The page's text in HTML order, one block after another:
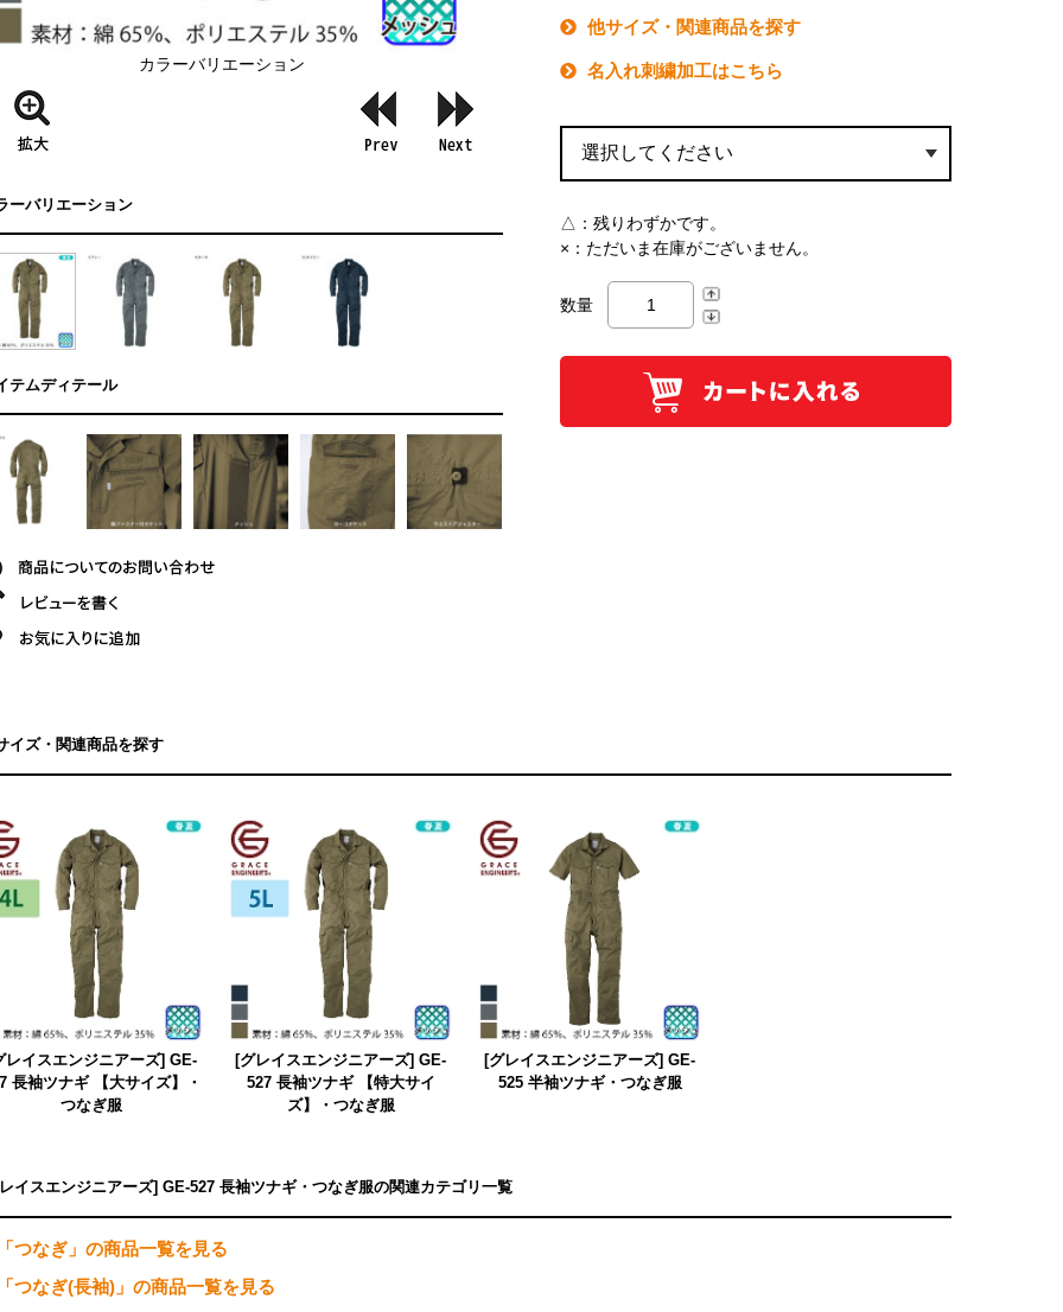
他サイズ・関連商品を探す
名入れ刺繍加工はこちら
△： 残りわずかです。
×： ただいま在庫がございません。
数量
カラーバリエーション
ーバリエーション
テムディテール
イズ・関連商品を探す
レイスエンジニアーズ] GE-
長袖ツナギ 【大サイズ】・
つなぎ服
[グレイスエンジニアーズ] GE-
527 長袖ツナギ 【特大サイ
ズ】・つなぎ服
[グレイスエンジニアーズ] GE-
525 半袖ツナギ・つなぎ服
イスエンジニアーズ] GE-527 長袖ツナギ・つなぎ服の関連カテゴリ一覧
つなぎ」の商品一覧を見る
つなぎ(長袖)」の商品一覧を見る